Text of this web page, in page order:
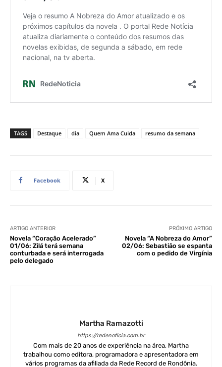
TAGS Destaque dia Quem Ama Cuida resumo da semana
Facebook X
ARTIGO ANTERIOR
Novela “Coração Acelerado”
01/06: Zilá terá semana
conturbada e será interrogada
pelo delegado
PRÓXIMO ARTIGO
Novela “A Nobreza do Amor”
02/06: Sebastião se espanta
com o pedido de Virgínia
Martha Ramazotti
https://redenoticia.com.br
Com mais de 20 anos de experiência na área, Martha
trabalhou como editora, programadora e apresentadora em
vários programas da afiliada da Rede Record de Rondônia.